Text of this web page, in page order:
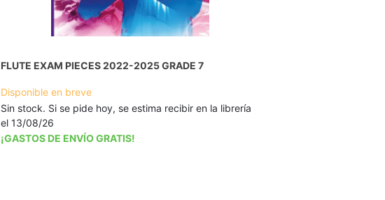
FLUTE EXAM PIECES 2022-2025 GRADE 7
Disponible en breve
Sin stock. Si se pide hoy, se estima recibir en la librería
el 13/08/26
¡GASTOS DE ENVÍO GRATIS!